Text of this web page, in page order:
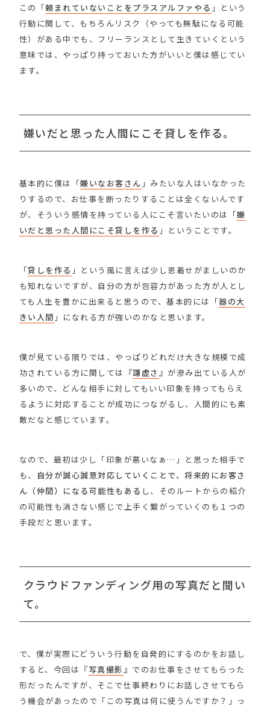
この「頼まれていないことをプラスアルファやる 」という
行動に関して、もちろんリスク（やっても無駄になる可能
性）がある中でも、フリーランスとして生きていくという
意味では、やっぱり持っておいた方がいいと僕は感じてい
ます。
嫌いだと思った人間にこそ貸しを作る。
基本的に僕は「嫌いなお客さん 」みたいな人はいなかった
りするので、お仕事を断ったりすることは全くないんです
が、そういう感情を持っている人にこそ言いたいのは「嫌
いだと思った人間にこそ貸しを作る 」ということです。
「貸しを作る 」という風に言えば少し恩着せがましいのか
も知れないですが、自分の方が包容力があった方が人とし
ても人生を豊かに出来ると思うので、基本的には「器の大
きい人間 」になれる方が強いのかなと思います。
僕が見ている限りでは、やっぱりどれだけ大きな規模で成
功されている方に関しては『謙虚さ 』が滲み出ている人が
多いので、どんな相手に対してもいい印象を持ってもらえ
るように対応することが成功につながるし、人間的にも素
敵だなと感じています。
なので、最初は少し「印象が悪いなぁ…」と思った相手で
も、
自分が誠心誠意対応していくことで、将来的にお客さ
ん（仲間）になる可能性もある し、そのルートからの紹介
の可能性も消さない感じで上手く繋がっていくのも１つの
手段だと思います。
クラウドファンディング用の写真だと聞い
て。
で、僕が実際にどういう行動を自発的にするのかをお話し
すると、今回は『写真撮影 』でのお仕事をさせてもらった
形だったんですが、そこで仕事終わりにお話しさせてもら
う機会があったので「この写真は何に使うんですか？」っ